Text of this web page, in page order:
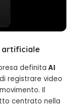
artificiale
definita AI
registrare video
Il
centrato nella